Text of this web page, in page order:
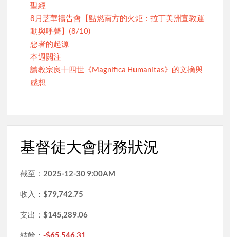
聖經
8月芝華禱告會【點燃南方的火炬：拉丁美洲宣教運
動與呼聲】(8/10)
惡者的起源
本週關注
讀教宗良十四世《Magnifica Humanitas》的文摘與
感想
基督徒大會財務狀況
截至： 2025-12-30 9:00AM
收入：$79,742.75
支出：$145,289.06
結餘：-$65,546.31